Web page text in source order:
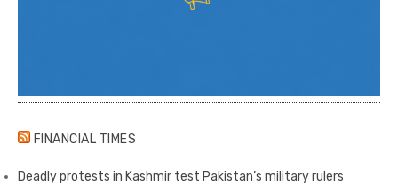
FINANCIAL TIMES
Deadly protests in Kashmir test Pakistan’s military rulers